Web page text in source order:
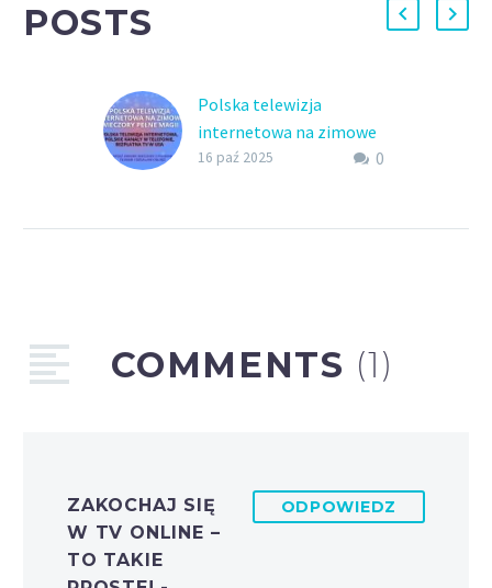
POSTS
Polska telewizja
internetowa na zimowe
wieczory
serialami online!
0
16 paź 2025
COMMENTS (1)
ZAKOCHAJ SIĘ
W TV ONLINE –
TO TAKIE
ODPOWIEDZ